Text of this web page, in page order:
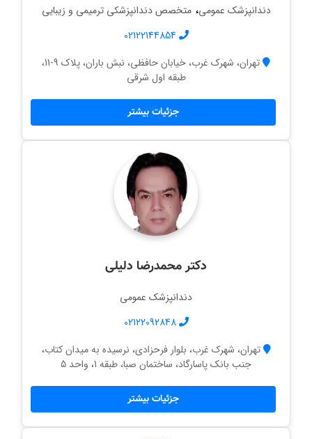
دندانپزشک عمومی،متخصص دندانپزشکی ترمیمی و زیبایی
02122144854
تهران، شهرک غرب، خیابان حافظی، نبش باران، پلاک 9-11،
طبقه اول شرقی
جزئیات بیشتر
دکتر محمدرضا دلیلی
دندانپزشک عمومی
02122092848
تهران، شهرک غرب، بلوار فرحزادی، نرسیده به میدان کتاب،
جنب بانک پاسارگاد، ساختمان صبا، طبقه 1، واحد 5
جزئیات بیشتر